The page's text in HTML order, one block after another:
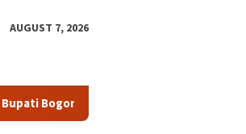
AUGUST 7, 2026
Cup 2026